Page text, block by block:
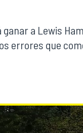
a Lewis
errores que